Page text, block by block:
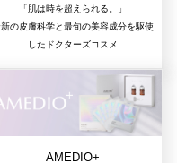
「肌は時を超えられる。」
の皮膚科学と最旬の美容成分を駆使
したドクターズコスメ
AMEDIO+